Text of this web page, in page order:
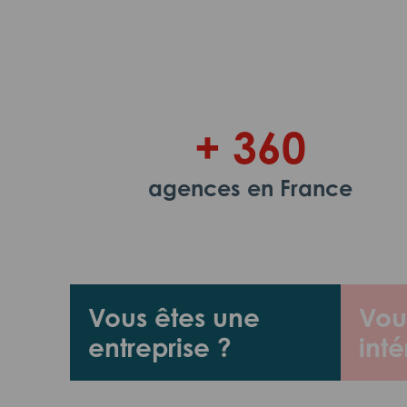
Vous êtes une
entreprise ?
+ 360
agences en France